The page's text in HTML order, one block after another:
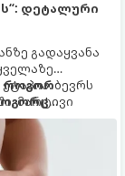
დეტალური
გადაყვანა
ბევრს
მარტივი
ეს არის
და
როგორ